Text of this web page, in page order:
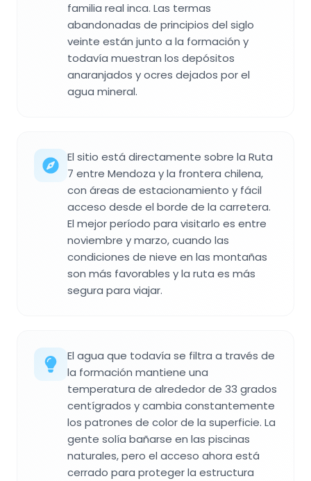
familia real inca. Las termas
abandonadas de principios del siglo
veinte están junto a la formación y
todavía muestran los depósitos
anaranjados y ocres dejados por el
agua mineral.
El sitio está directamente sobre la Ruta
7 entre Mendoza y la frontera chilena,
con áreas de estacionamiento y fácil
acceso desde el borde de la carretera.
El mejor período para visitarlo es entre
noviembre y marzo, cuando las
condiciones de nieve en las montañas
son más favorables y la ruta es más
segura para viajar.
El agua que todavía se filtra a través de
la formación mantiene una
temperatura de alrededor de 33 grados
centígrados y cambia constantemente
los patrones de color de la superficie. La
gente solía bañarse en las piscinas
naturales, pero el acceso ahora está
cerrado para proteger la estructura